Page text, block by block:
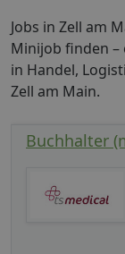
Jobs in Zell am
Minijob finden –
in Handel,
Zell am Main.
Buchhalter